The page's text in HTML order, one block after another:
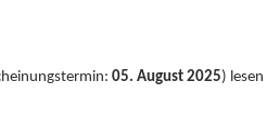
05. August 2025) lesen